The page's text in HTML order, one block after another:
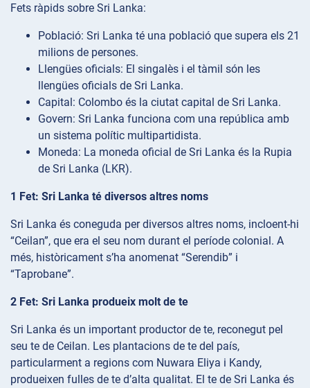
Fets ràpids sobre Sri Lanka:
Població: Sri Lanka té una població que supera els 21
milions de persones.
Llengües oficials: El singalès i el tàmil són les
llengües oficials de Sri Lanka.
Capital: Colombo és la ciutat capital de Sri Lanka.
Govern: Sri Lanka funciona com una república amb
un sistema polític multipartidista.
Moneda: La moneda oficial de Sri Lanka és la Rupia
de Sri Lanka (LKR).
1 Fet: Sri Lanka té diversos altres noms
Sri Lanka és coneguda per diversos altres noms, incloent-hi
“Ceilan”, que era el seu nom durant el període colonial. A
més, històricament s’ha anomenat “Serendib” i
“Taprobane”.
2 Fet: Sri Lanka produeix molt de te
Sri Lanka és un important productor de te, reconegut pel
seu te de Ceilan. Les plantacions de te del país,
particularment a regions com Nuwara Eliya i Kandy,
produeixen fulles de te d’alta qualitat. El te de Sri Lanka és